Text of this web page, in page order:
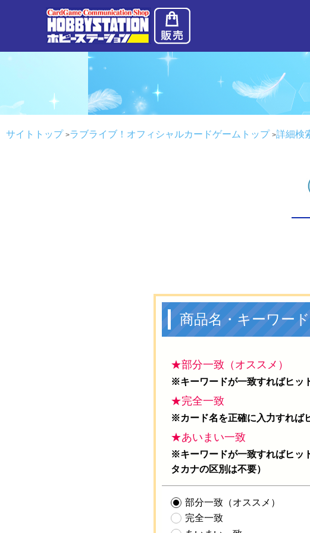
サイトトップ ラブライブ！オフィシャルカードゲームトップ 詳細検
商品名・キーワー
★部分一致（オススメ）
※キーワードが一致すればヒッ
★完全一致
※カード名を正確に入力すれば
★あいまい一致
※キーワードが一致すればヒッ
タカナの区別は不要）
部分一致（オススメ）
完全一致